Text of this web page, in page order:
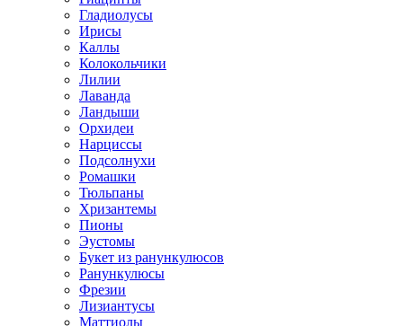
Гладиолусы
Ирисы
Каллы
Колокольчики
Лилии
Лаванда
Ландыши
Орхидеи
Нарциссы
Подсолнухи
Ромашки
Тюльпаны
Хризантемы
Пионы
Эустомы
Букет из ранункулюсов
Ранункулюсы
Фрезии
Лизиантусы
Маттиолы